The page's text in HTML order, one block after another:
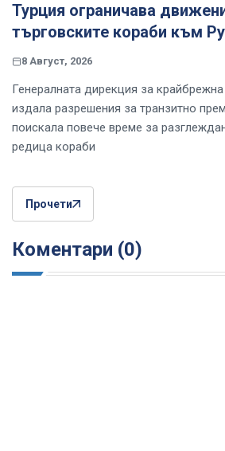
Турция ограничава
търговските кораби към
8 Август, 2026
Генералната дирекция за крайбрежна
издала разрешения за транзитно
поискала повече време за
редица кораби
Прочети
Коментари (0)